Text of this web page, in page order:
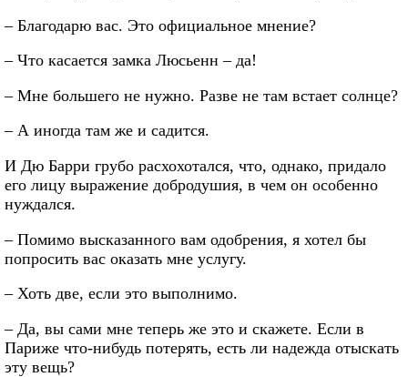
– Благодарю вас. Это официальное мнение?
– Что касается замка Люсьенн – да!
– Мне большего не нужно. Разве не там встает солнце?
– А иногда там же и садится.
И Дю Барри грубо расхохотался, что, однако, придало
его лицу выражение добродушия, в чем он особенно
нуждался.
– Помимо высказанного вам одобрения, я хотел бы
попросить вас оказать мне услугу.
– Хоть две, если это выполнимо.
– Да, вы сами мне теперь же это и скажете. Если в
Париже что-нибудь потерять, есть ли надежда отыскать
эту вещь?